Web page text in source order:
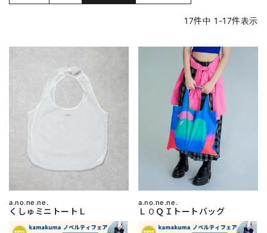
17件中 1 -17件表示
a.no.ne.ne.
くしゅミニトートＬ
a.no.ne.ne.
ＬＯＱＩトートバッグ